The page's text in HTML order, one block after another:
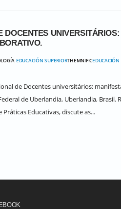
DOCENTES
EDUCACIÓN SUPERIORTHEMNIFIC
de Docentes universitários:
de Uberlandia, Uberlandia, Brasil.
Educativas, discute as...